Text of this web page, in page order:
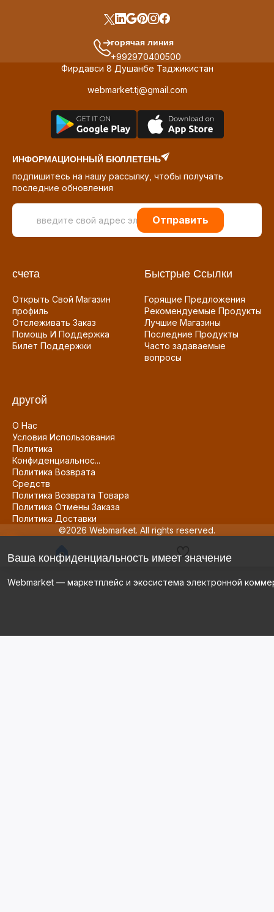
горячая линия
+992970400500
Фирдавси 8 Душанбе Таджикистан
webmarket.tj@gmail.com
ИНФОРМАЦИОННЫЙ БЮЛЛЕТЕНЬ
подпишитесь на нашу рассылку, чтобы получать
последние обновления
Отправить
счета
Открыть Свой Магазин
профиль
Отслеживать Заказ
Помощь И Поддержка
Билет Поддержки
Быстрые Ссылки
Горящие Предложения
Рекомендуемые Продукты
Лучшие Магазины
Последние Продукты
Часто задаваемые
вопросы
другой
О Нас
Условия Использования
Политика
Конфиденциальнос...
Политика Возврата
Средств
Политика Возврата Товара
Политика Отмены Заказа
Политика Доставки
©2026 Webmarket. All rights reserved.
Ваша конфиденциальность имеет значение
Webmarket — маркетплейс и экосистема электронной